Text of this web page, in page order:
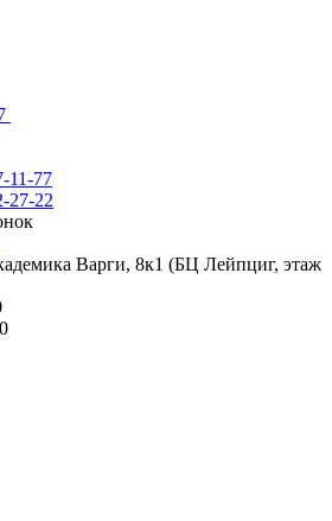
11-77
27-22
Варги, 8к1 (БЦ Лейпциг, этаж